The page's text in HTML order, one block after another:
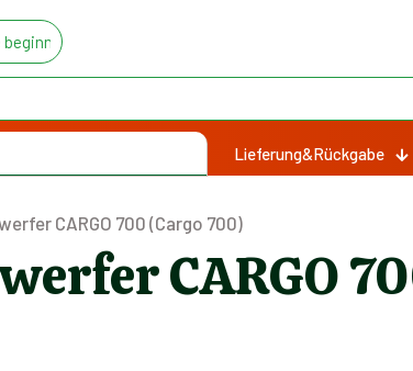
Lieferung&Rückgabe
CARGO 700 (Cargo 700)
CARGO